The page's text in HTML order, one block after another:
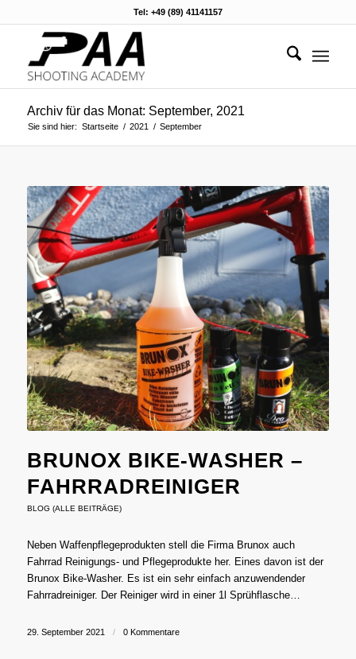
Tel: +49 (89) 41141157
Archiv für das Monat: September, 2021
Sie sind hier: Startseite / 2021 / September
BRUNOX BIKE-WASHER –
FAHRRADREINIGER
BLOG (ALLE BEITRÄGE)
Neben Waffenpflegeprodukten stell die Firma Brunox auch
Fahrrad Reinigungs- und Pflegeprodukte her. Eines davon ist der
Brunox Bike-Washer. Es ist ein sehr einfach anzuwendender
Fahrradreiniger. Der Reiniger wird in einer 1l Sprühflasche…
29. September 2021 / 0 Kommentare